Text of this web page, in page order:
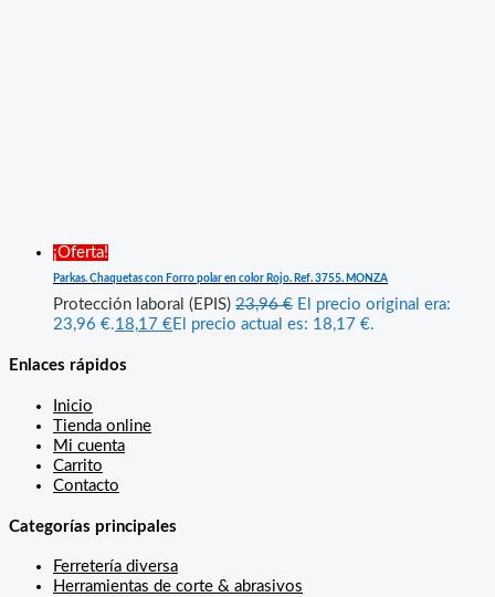
¡Oferta!
Parkas. Chaquetas con Forro polar en color Rojo. Ref. 3755. MONZA
Protección laboral (EPIS) 23,96€ El precio original era:
23,96 €.18,17 €El precio actual es: 18,17 €.
Enlaces rápidos
Inicio
Tienda online
Mi cuenta
Carrito
Contacto
Categorías principales
Ferretería diversa
Herramientas de corte & abrasivos